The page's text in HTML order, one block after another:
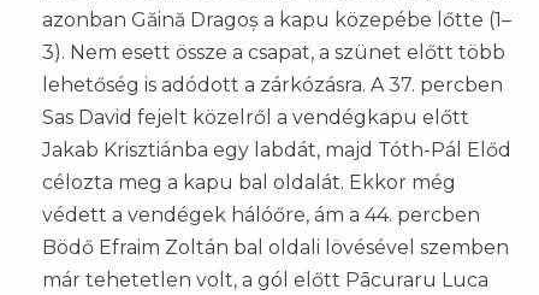
azonban Găină Dragoș a kapu közepébe lőtte (1–
3). Nem esett össze a csapat, a szünet előtt több
lehetőség is adódott a zárkózásra. A 37. percben
Sas David fejelt közelről a vendégkapu előtt
Jakab Krisztiánba egy labdát, majd Tóth-Pál Előd
célozta meg a kapu bal oldalát. Ekkor még
védett a vendégek hálóőre, ám a 44. percben
Bödő Efraim Zoltán bal oldali lövésével szemben
már tehetetlen volt, a gól előtt Pācuraru Luca